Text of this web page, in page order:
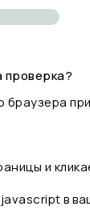
проверка?
браузера
и
в